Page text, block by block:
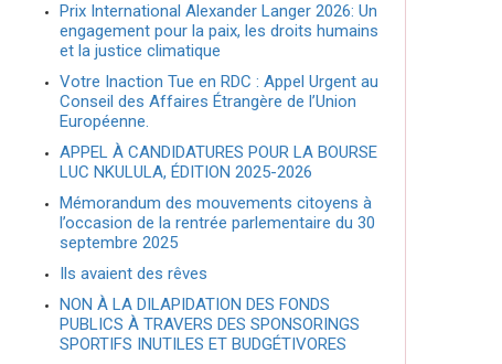
Prix International Alexander Langer 2026: Un
engagement pour la paix, les droits humains
et la justice climatique
Votre Inaction Tue en RDC : Appel Urgent au
Conseil des Affaires Étrangère de l’Union
Européenne.
APPEL À CANDIDATURES POUR LA BOURSE
LUC NKULULA, ÉDITION 2025-2026
Mémorandum des mouvements citoyens à
l’occasion de la rentrée parlementaire du 30
septembre 2025
Ils avaient des rêves
NON À LA DILAPIDATION DES FONDS
PUBLICS À TRAVERS DES SPONSORINGS
SPORTIFS INUTILES ET BUDGÉTIVORES